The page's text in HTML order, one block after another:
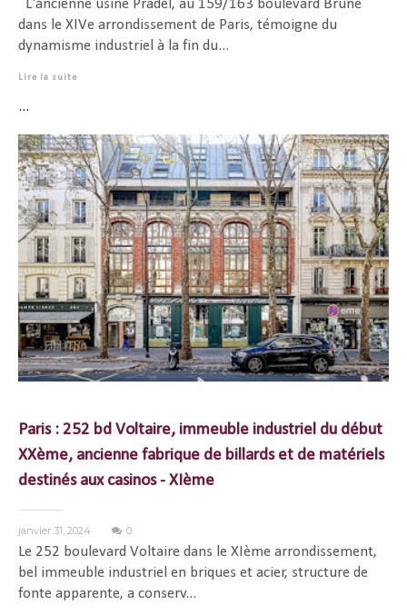
L'ancienne usine Pradel, au 159/163 boulevard Brune
dans le XIVe arrondissement de Paris, témoigne du
dynamisme industriel à la fin du...
Lire la suite
...
Paris : 252 bd Voltaire, immeuble industriel du début
XXème, ancienne fabrique de billards et de matériels
destinés aux casinos - XIème
janvier 31, 2024 0
Le 252 boulevard Voltaire dans le XIème arrondissement,
bel immeuble industriel en briques et acier, structure de
fonte apparente, a conserv...